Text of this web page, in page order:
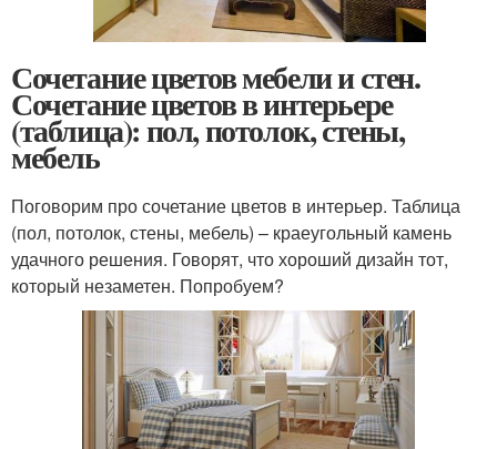
Сочетание цветов мебели и стен.
Сочетание цветов в интерьере
(таблица): пол, потолок, стены,
мебель
Поговорим про сочетание цветов в интерьер. Таблица
(пол, потолок, стены, мебель) – краеугольный камень
удачного решения. Говорят, что хороший дизайн тот,
который незаметен. Попробуем?